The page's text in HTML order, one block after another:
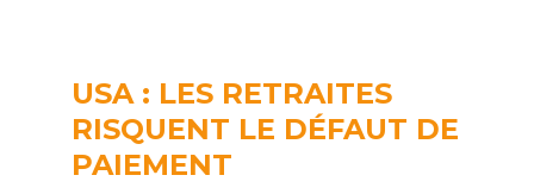
USA : LES RETRAITES
RISQUENT LE DÉFAUT DE
PAIEMENT